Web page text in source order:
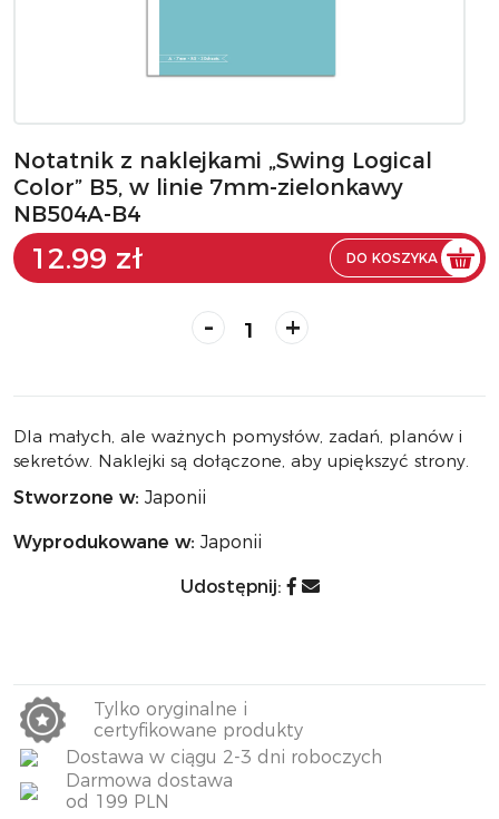
Notatnik z naklejkami „Swing Logical
Color” B5, w linie 7mm-zielonkawy
NB504A-B4
12.99 zł DO KOSZYKA
- +
Dla małych, ale ważnych pomysłów, zadań, planów i
sekretów. Naklejki są dołączone, aby upiększyć strony.
Stworzone w: Japonii
Wyprodukowane w: Japonii
Udostępnij:
Tylko oryginalne i
certyfikowane produkty
Dostawa w ciągu 2-3 dni roboczych
Darmowa dostawa
od 199 PLN